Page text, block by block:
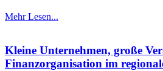
Mehr Lesen...
Kleine Unternehmen, große
Finanzorganisation im